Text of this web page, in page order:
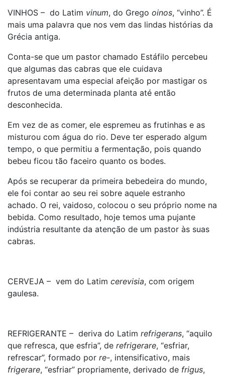
VINHOS – do Latim vinum, do Grego oinos, “vinho”. É
mais uma palavra que nos vem das lindas histórias da
Grécia antiga.
Conta-se que um pastor chamado Estáfilo percebeu
que algumas das cabras que ele cuidava
apresentavam uma especial afeição por mastigar os
frutos de uma determinada planta até então
desconhecida.
Em vez de as comer, ele espremeu as frutinhas e as
misturou com água do rio. Deve ter esperado algum
tempo, o que permitiu a fermentação, pois quando
bebeu ficou tão faceiro quanto os bodes.
Após se recuperar da primeira bebedeira do mundo,
ele foi contar ao seu rei sobre aquele estranho
achado. O rei, vaidoso, colocou o seu próprio nome na
bebida. Como resultado, hoje temos uma pujante
indústria resultante da atenção de um pastor às suas
cabras.
CERVEJA – vem do Latim cerevisia, com origem
gaulesa.
REFRIGERANTE – deriva do Latim refrigerans, “aquilo
que refresca, que esfria”, de refrigerare, “esfriar,
refrescar”, formado por re-, intensificativo, mais
frigerare, “esfriar” propriamente, derivado de frigus,